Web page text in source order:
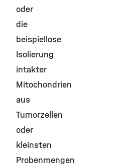
oder
die
beispiellose
Isolierung
intakter
Mitochondrien
aus
Tumorzellen
oder
kleinsten
Probenmengen